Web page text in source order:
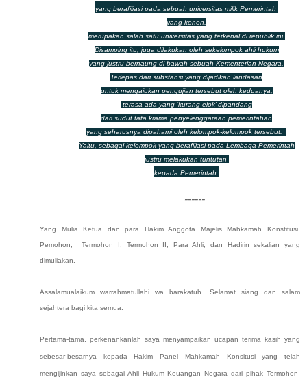
yang berafiliasi pada sebuah universitas milik Pemerintah
yang konon,
merupakan salah satu universitas yang terkenal di republik ini.
Disamping itu, juga dilakukan oleh sekelompok ahli hukum
yang justru bernaung di bawah sebuah Kementerian Negara.
Terlepas dari substansi yang dijadikan landasan
untuk mengajukan pengujian tersebut oleh keduanya,
terasa ada yang ‘kurang elok’ dipandang
dari sudut tata krama penyelenggaraan pemerintahan
yang seharusnya dipahami oleh kelompok-kelompok tersebut.
Yaitu, sebagai kelompok yang berafiliasi pada Lembaga Pemerintah
justru melakukan tuntutan
kepada Pemerintah.
------
Yang Mulia Ketua dan para Hakim Anggota Majelis Mahkamah Konstitusi.
Pemohon, Termohon I, Termohon II, Para Ahli, dan Hadirin sekalian yang
dimuliakan.
Assalamualaikum warrahmatullahi wa barakatuh. Selamat siang dan salam
sejahtera bagi kita semua.
Pertama-tama, perkenankanlah saya menyampaikan ucapan terima kasih yang
sebesar-besarnya kepada Hakim Panel Mahkamah Konsitusi yang telah
mengijinkan saya sebagai Ahli Hukum Keuangan Negara dari pihak Termohon